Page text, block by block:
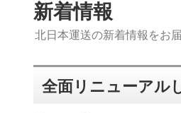
新着情報
北日本運送の新着情報をお届
全面リニューアル